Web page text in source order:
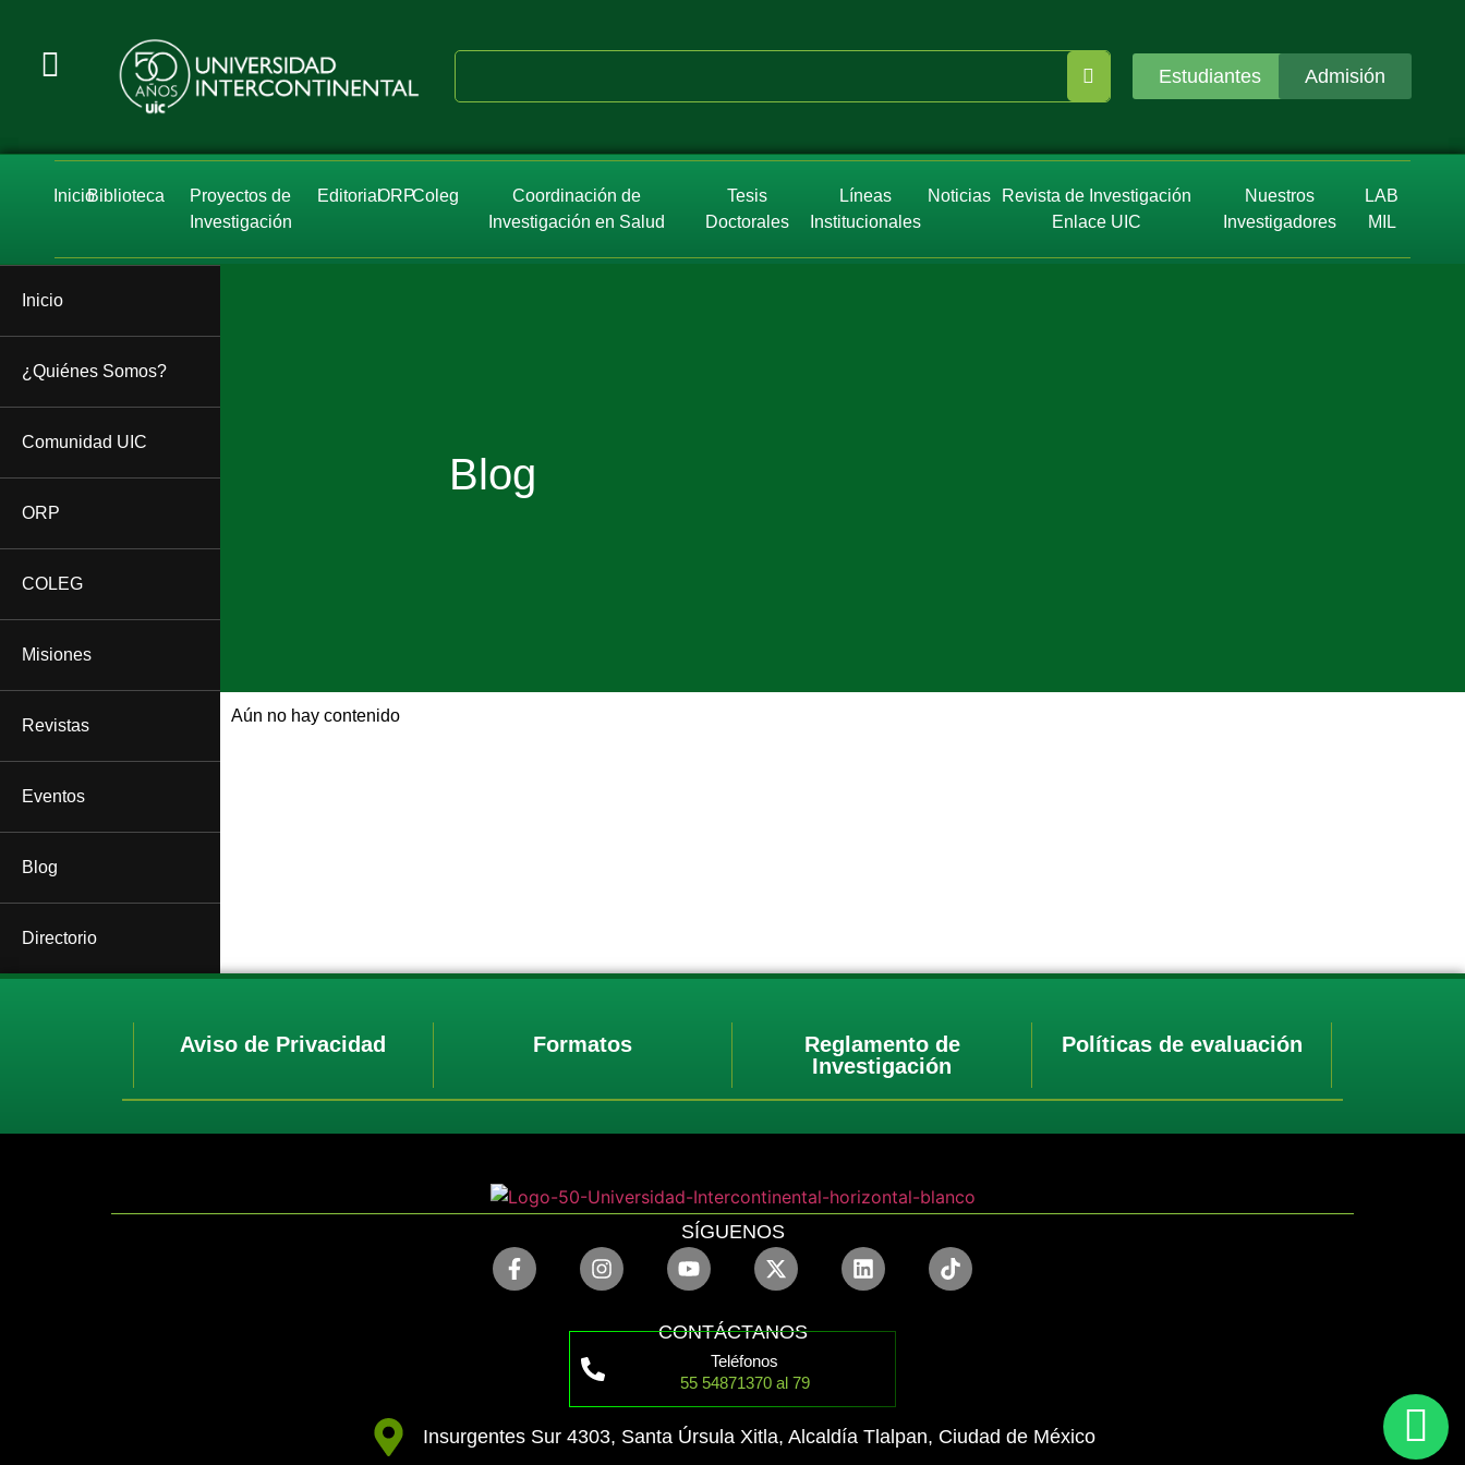
Estudiantes Admisión
InicioBiblioteca
Proyectos de
Investigación
EditorialORPColeg
Coordinación de
Investigación en Salud
Tesis
Doctorales
Líneas
Institucionales
Noticias
Revista de Investigación
Enlace UIC
Nuestros
Investigadores
LAB
MIL
Inicio
¿Quiénes Somos?
Comunidad UIC
ORP
COLEG
Misiones
Revistas
Eventos
Blog
Directorio
Blog
Aún no hay contenido
Aviso de Privacidad Formatos
Reglamento de
Investigación
Políticas de evaluación
SÍGUENOS
CONTÁCTANOS
Teléfonos
55 54871370 al 79
Insurgentes Sur 4303, Santa Úrsula Xitla, Alcaldía Tlalpan, Ciudad de México